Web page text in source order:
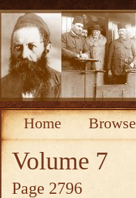
Home Browse
Volume 7
Page 2796